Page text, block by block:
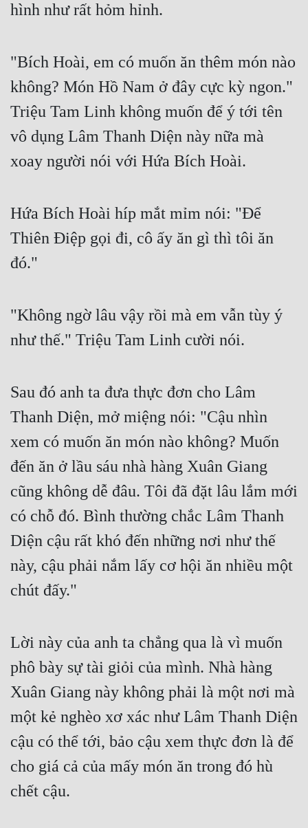
hình như rất hỏm hỉnh.
"Bích Hoài, em có muốn ăn thêm món nào
không? Món Hồ Nam ở đây cực kỳ ngon."
Triệu Tam Linh không muốn để ý tới tên
vô dụng Lâm Thanh Diện này nữa mà
xoay người nói với Hứa Bích Hoài.
Hứa Bích Hoài híp mắt mỉm nói: "Để
Thiên Điệp gọi đi, cô ấy ăn gì thì tôi ăn
đó."
"Không ngờ lâu vậy rồi mà em vẫn tùy ý
như thế." Triệu Tam Linh cười nói.
Sau đó anh ta đưa thực đơn cho Lâm
Thanh Diện, mở miệng nói: "Cậu nhìn
xem có muốn ăn món nào không? Muốn
đến ăn ở lầu sáu nhà hàng Xuân Giang
cũng không dễ đâu. Tôi đã đặt lâu lắm mới
có chỗ đó. Bình thường chắc Lâm Thanh
Diện cậu rất khó đến những nơi như thế
này, cậu phải nắm lấy cơ hội ăn nhiều một
chút đấy."
Lời này của anh ta chẳng qua là vì muốn
phô bày sự tài giỏi của mình. Nhà hàng
Xuân Giang này không phải là một nơi mà
một kẻ nghèo xơ xác như Lâm Thanh Diện
cậu có thể tới, bảo cậu xem thực đơn là để
cho giá cả của mấy món ăn trong đó hù
chết cậu.